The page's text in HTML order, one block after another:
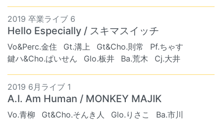
2019 卒業ライブ 6
Hello Especially / スキマスイッチ
Vo&Perc.金住 Gt.溝上 Gt&Cho.則常
Pf.ちゃす
鍵ハ&Cho.ぱいせん
Glo.板井 Ba.荒木 Cj.大井
2019 6月ライブ 1
A.I. Am Human / MONKEY MAJIK
Vo.青柳 Gt&Cho.そんき人 Glo.りさこ
Ba.市川